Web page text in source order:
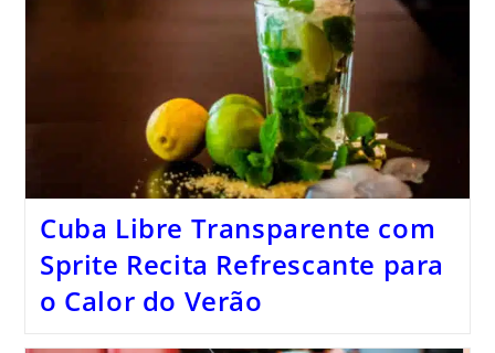
Cuba Libre Transparente com
Sprite Recita Refrescante para
o Calor do Verão